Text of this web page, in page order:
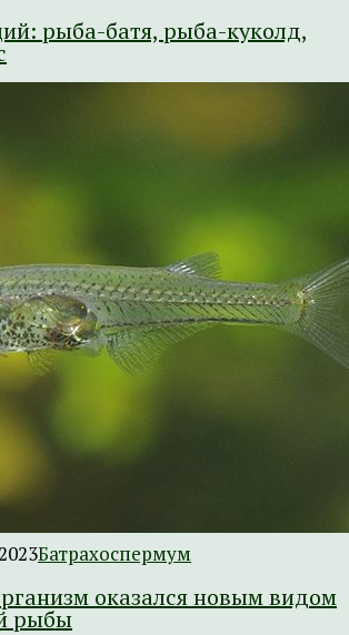
рыба-батя, рыба-куколд,
Батрахоспермум
оказался новым видом
рыбы